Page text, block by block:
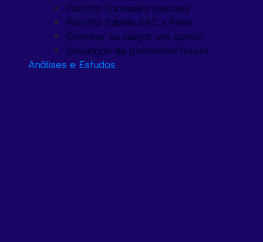
Planilha financeira pessoal
Planilha Tabela SAC x Price
Comprar ou alugar um carro?
Simulação de patrimônio futuro
Análises e Estudos